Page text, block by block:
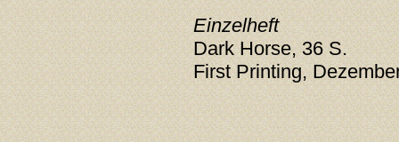
Einzelheft
Dark Horse, 36 S.
First Printing,